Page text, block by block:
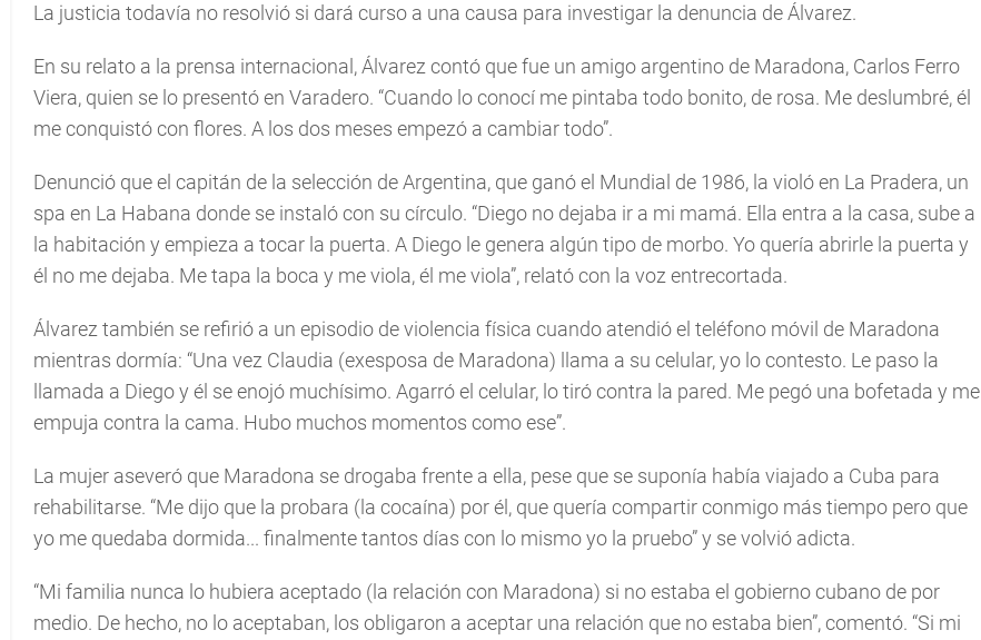
La justicia todavía no resolvió si dará curso a una causa para investigar la denuncia de Álvarez.
En su relato a la prensa internacional, Álvarez contó que fue un amigo argentino de Maradona, Carlos Ferro
Viera, quien se lo presentó en Varadero. “Cuando lo conocí me pintaba todo bonito, de rosa. Me deslumbré, él
me conquistó con flores. A los dos meses empezó a cambiar todo”.
Denunció que el capitán de la selección de Argentina, que ganó el Mundial de 1986, la violó en La Pradera, un
spa en La Habana donde se instaló con su círculo. “Diego no dejaba ir a mi mamá. Ella entra a la casa, sube a
la habitación y empieza a tocar la puerta. A Diego le genera algún tipo de morbo. Yo quería abrirle la puerta y
él no me dejaba. Me tapa la boca y me viola, él me viola”, relató con la voz entrecortada.
Álvarez también se refirió a un episodio de violencia física cuando atendió el teléfono móvil de Maradona
mientras dormía: “Una vez Claudia (exesposa de Maradona) llama a su celular, yo lo contesto. Le paso la
llamada a Diego y él se enojó muchísimo. Agarró el celular, lo tiró contra la pared. Me pegó una bofetada y me
empuja contra la cama. Hubo muchos momentos como ese”.
La mujer aseveró que Maradona se drogaba frente a ella, pese que se suponía había viajado a Cuba para
rehabilitarse. “Me dijo que la probara (la cocaína) por él, que quería compartir conmigo más tiempo pero que
yo me quedaba dormida... finalmente tantos días con lo mismo yo la pruebo” y se volvió adicta.
“Mi familia nunca lo hubiera aceptado (la relación con Maradona) si no estaba el gobierno cubano de por
medio. De hecho, no lo aceptaban, los obligaron a aceptar una relación que no estaba bien”, comentó. “Si mi